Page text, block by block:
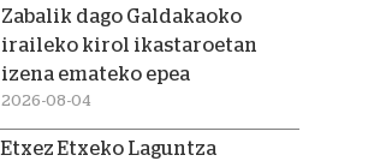
Zabalik dago Galdakaoko
iraileko kirol ikastaroetan
izena emateko epea
2026-08-04
Etxez Etxeko Laguntza